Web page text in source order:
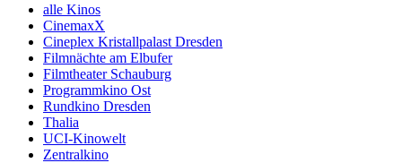
alle Kinos
CinemaxX
Cineplex Kristallpalast Dresden
Filmnächte am Elbufer
Filmtheater Schauburg
Programmkino Ost
Rundkino Dresden
Thalia
UCI-Kinowelt
Zentralkino